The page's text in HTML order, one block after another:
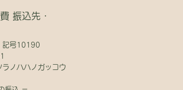
振込先・
記号10190
ノハハノガッコウ